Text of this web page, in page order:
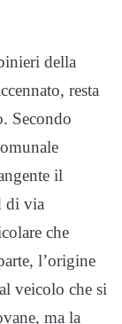
della
resta
Secondo
il
di via
che
l’origine
veicolo che si
ma la